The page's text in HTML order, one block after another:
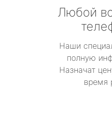
Любой
Наши
полную
Назначат
время